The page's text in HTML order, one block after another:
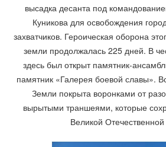
высадка десанта под
Куникова для освобождения
захватчиков. Героическая оборона
земли продолжалась 225 дней. В
здесь был открыт памятник-
памятник «Галерея боевой славы».
Земли покрыта воронками от
вырытыми траншеями, которые
Великой